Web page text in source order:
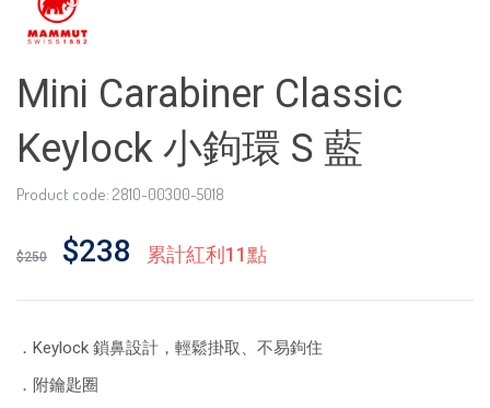
Mini Carabiner Classic
Keylock 小鉤環 S 藍
Product code: 2810-00300-5018
$250 $238 累計紅利11點
．Keylock 鎖鼻設計，輕鬆掛取、不易鉤住
．附鑰匙圈